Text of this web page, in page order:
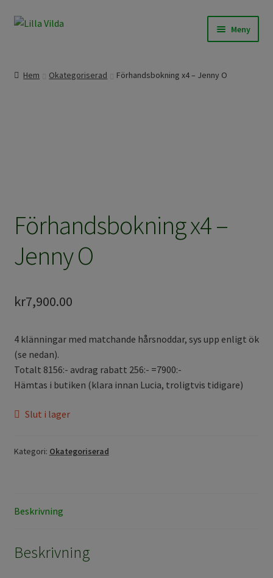
Hoppa
Hoppa
Meny
Hem Okategoriserad Förhandsbokning x4 – Jenny O
Förhandsbokning x4 –
Jenny O
kr7,900.00
4 klänningar med matchande hårsnoddar, sys upp enligt ök
(se nedan).
Totalt 8156:- avdrag rabatt 256:- =7900:-
Hämtas i butiken (klara innan Lucia, troligtvis tidigare)
Slut i lager
Kategori: Okategoriserad
Beskrivning
Beskrivning